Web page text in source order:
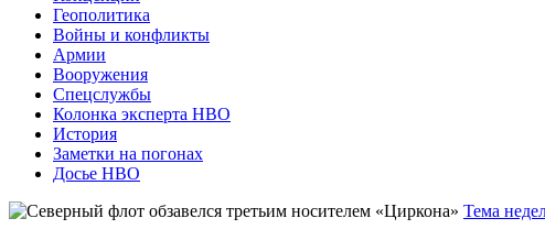
Геополитика
Войны и конфликты
Армии
Вооружения
Спецслужбы
Колонка эксперта НВО
История
Заметки на погонах
Досье НВО
Тема